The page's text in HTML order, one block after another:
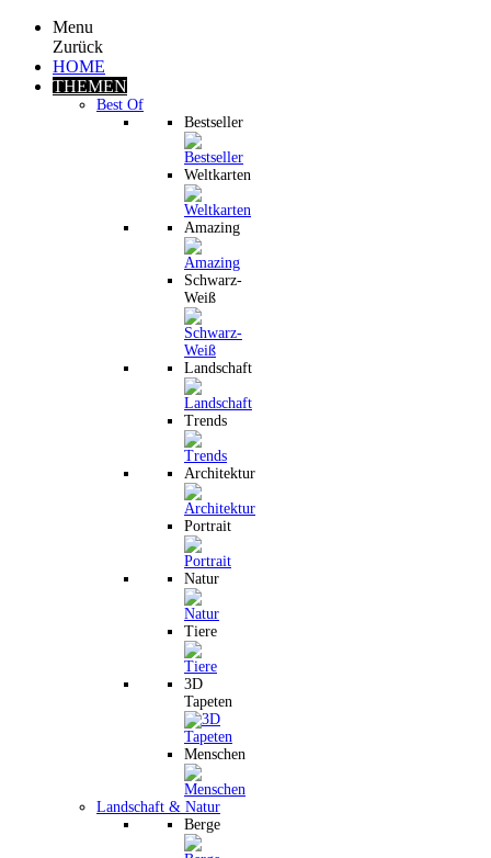
Menu
Zurück
HOME
THEMEN
Best Of
Bestseller
Weltkarten
Amazing
Schwarz-
Weiß
Landschaft
Trends
Architektur
Portrait
Natur
Tiere
3D
Tapeten
Menschen
Landschaft & Natur
Berge